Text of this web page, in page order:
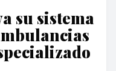
su sistema